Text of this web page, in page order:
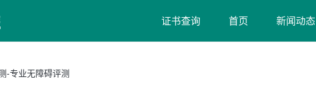
证书查询 首页 新闻动态
-专业无障碍评测